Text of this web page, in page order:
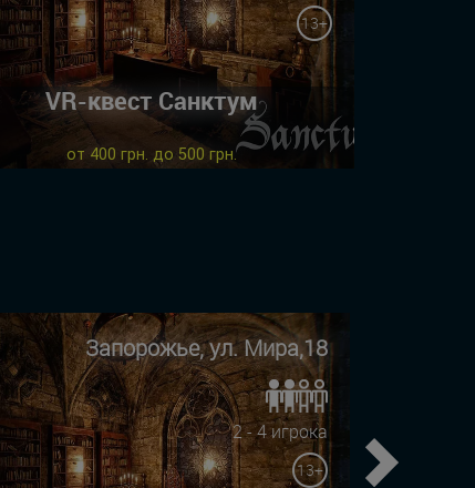
13+
VR-квест Санктум
от 400 грн. до 500 грн.
Запорожье, ул. Мира,18
2 - 4 игрока
13+